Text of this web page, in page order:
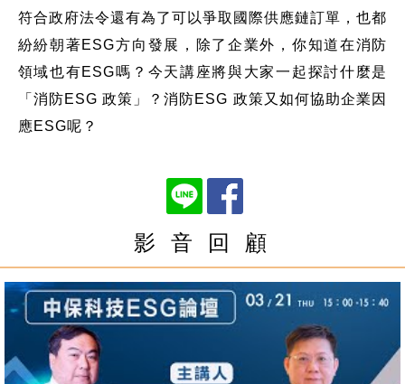
符合政府法令還有為了可以爭取國際供應鏈訂單，也都
紛紛朝著ESG方向發展，除了企業外，你知道在消防
領域也有ESG嗎？今天講座將與大家一起探討什麼是
「消防ESG 政策」？消防ESG 政策又如何協助企業因
應ESG呢？
影 音 回 顧